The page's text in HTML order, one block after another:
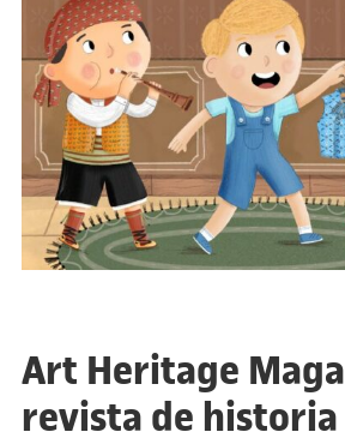
Art Heritage
revista de